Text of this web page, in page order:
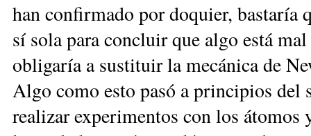
han confirmado por doquier, bastaría
sí sola para concluir que algo está
obligaría a sustituir la mecánica de
Algo como esto pasó a principios del
realizar experimentos con los átomos